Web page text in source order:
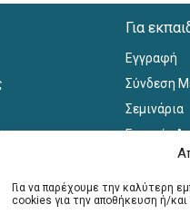
Για να παρέχουμε την καλύτερη
cookies για την αποθήκευση ή/
Για
Εγγραφή
Σύνδεση
Σεμινάρια
Γραφείο